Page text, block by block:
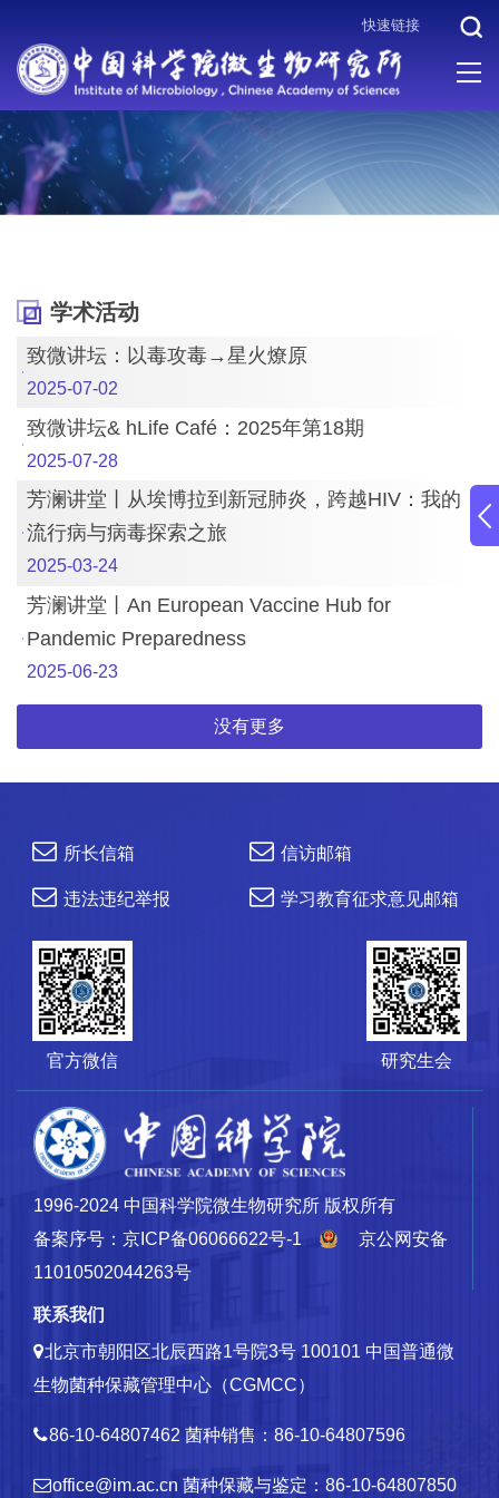
快速链接
学术活动
致微讲坛：以毒攻毒→星火燎原
2025-07-02
致微讲坛& hLife Café：2025年第18期
2025-07-28
芳澜讲堂丨从埃博拉到新冠肺炎，跨越HIV：我的
流行病与病毒探索之旅
2025-03-24
芳澜讲堂丨An European Vaccine Hub for
Pandemic Preparedness
2025-06-23
没有更多
所长信箱 信访邮箱
违法违纪举报 学习教育征求意见邮箱
官方微信 研究生会
1996-2024 中国科学院微生物研究所 版权所有
备案序号：京ICP备06066622号-1
京公网安备
11010502044263号
联系我们
北京市朝阳区北辰西路1号院3号 100101 中国普通微
生物菌种保藏管理中心（CGMCC）
86-10-64807462 菌种销售：86-10-64807596
office@im.ac.cn 菌种保藏与鉴定：86-10-64807850